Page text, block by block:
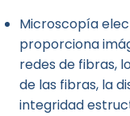
Microscopía
proporciona
redes de fibras,
de las fibras, la
integridad